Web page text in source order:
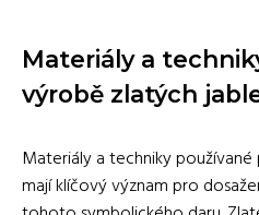
Materiály a
výrobě zlatých
Materiály a techniky
mají klíčový význam pro